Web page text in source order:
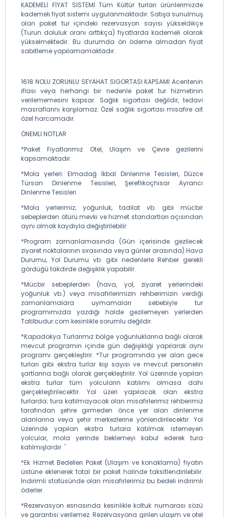
KADEMELİ FİYAT SİSTEMİ Tüm Kültür turları ürünlerimizde
kademeli fiyat sistemi uygulanmaktadır. Satışa sunulmuş
olan paket tur içindeki rezervasyon sayısı yükseldikçe
(Turun doluluk oranı arttıkça) fiyatlarda kademeli olarak
yükselmektedir. Bu durumda ön ödeme almadan fiyat
sabitleme yapılamamaktadır.
1618 NOLU ZORUNLU SEYAHAT SIGORTASI KAPSAMI Acentenin
iflası veya herhangi bir nedenle paket tur hizmetinin
verilememesini kapsar. Sağlık sigortası değildir, tedavi
masraflarını karşılamaz. Özel sağlık sigortası misafire ait
özel harcamadır.
ÖNEMLİ NOTLAR
*Paket Fiyatlarımız Otel, Ulaşım ve Çevre gezilerini
kapsamaktadır.
*Mola yerleri: Elmadağ İkbal Dinlenme Tesisleri, Düzce
Türsan Dinlenme Tesisleri, Şereflikoçhisar Ayrancı
Dinlenme Tesisleri
*Mola yerlerimiz; yoğunluk, tadilat vb. gibi mücbir
sebeplerden ötürü mevki ve hizmet standartları açısından
aynı olmak kaydıyla değiştirilebilir.
*Program zamanlamasında (Gün içerisinde gezilecek
ziyaret noktalarının sırasında veya günler arasında) Hava
Durumu, Yol Durumu vb. gibi nedenlerle Rehber gerekli
gördüğü takdirde değişiklik yapabilir.
*Mücbir sebeplerden (hava, yol, ziyaret yerlerindeki
yoğunluk vb.) veya misafirlerimizin rehberimizin verdiği
zamanlamalara uymamaları sebebiyle tur
programımızda yazdığı halde gezilemeyen yerlerden
Tatilbudur.com kesinlikle sorumlu değildir.
*Kapadokya Turlarımız bölge yoğunluklarına bağlı olarak
mevcut programın içinde gün değişikliği yapılarak aynı
programı gerçekleştirir. *Tur programında yer alan gece
turları gibi ekstra turlar kişi sayısı ve mevcut personelin
şartlarına bağlı olarak gerçekleştirilir. Yol üzerinde yapılan
ekstra turlar tüm yolcuların katılımı olmasa dahi
gerçekleştirilecektir. Yol üzeri yapılacak olan ekstra
turlarda; tura katılmayacak olan misafirlerimiz rehberimiz
tarafından şehre girmeden önce yer alan dinlenme
alanlarına veya şehir merkezlerine yönlendirilecektir. Yol
üzerinde yapılan ekstra turlara katılmak istemeyen
yolcular, mola yerinde beklemeyi kabul ederek tura
katılmışlardır. '
*Ek Hizmet Bedelleri Paket (Ulaşım ve konaklama) fiyatın
üstüne eklenerek total bir paket halinde taksitlendirilebilir.
İndirimli statüsünde olan misafirlerimiz bu bedeli indirimli
öderler.
*Rezervasyon esnasında kesinlikle koltuk numarası sözü
ve garantisi verilemez. Rezervasyona girilen ulaşım ve otel